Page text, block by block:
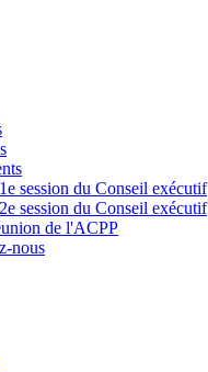
session du Conseil exécutif
session du Conseil exécutif
de l'ACPP
nous